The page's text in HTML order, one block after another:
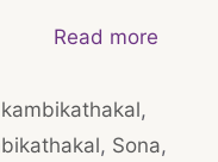
Read more
kambikathakal,
, Sona,